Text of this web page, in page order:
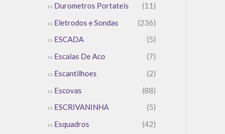
Durometros Portateis
(11)
Eletrodos e Sondas
(236)
ESCADA
(5)
Escalas De Aco
(7)
Escantilhoes
(2)
Escovas
(88)
ESCRIVANINHA
(5)
Esquadros
(42)